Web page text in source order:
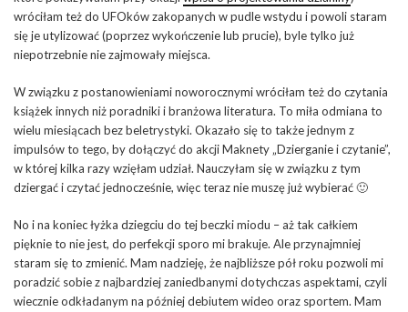
wróciłam też do UFOków zakopanych w pudle wstydu i powoli staram
się je utylizować (poprzez wykończenie lub prucie), byle tylko już
niepotrzebnie nie zajmowały miejsca.
W związku z postanowieniami noworocznymi wróciłam też do czytania
książek innych niż poradniki i branżowa literatura. To miła odmiana to
wielu miesiącach bez beletrystyki. Okazało się to także jednym z
impulsów to tego, by dołączyć do akcji Maknety „Dzierganie i czytanie”,
w której kilka razy wzięłam udział. Nauczyłam się w związku z tym
dziergać i czytać jednocześnie, więc teraz nie muszę już wybierać 🙂
No i na koniec łyżka dziegciu do tej beczki miodu – aż tak całkiem
pięknie to nie jest, do perfekcji sporo mi brakuje. Ale przynajmniej
staram się to zmienić. Mam nadzieję, że najbliższe pół roku pozwoli mi
poradzić sobie z najbardziej zaniedbanymi dotychczas aspektami, czyli
wiecznie odkładanym na później debiutem wideo oraz sportem. Mam